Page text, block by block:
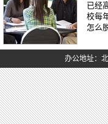
已经
校每
怎么
办公地址：